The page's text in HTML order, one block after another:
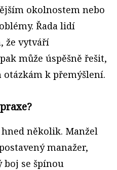
okolnostem nebo
Řada lidí
že vytváří
může úspěšně řešit,
k přemýšlení.
několik. Manžel
manažer,
boj se špínou